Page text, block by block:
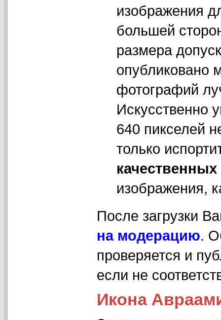
изображения
большей
размера
опубликовано
фотографий
Искусственно
640 пикселей
только
качественных
изображения,
После загрузки
на модерацию.
проверяется и
если не
Икона